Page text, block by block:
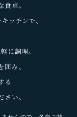
卓。
ッチンで、
に調理。
み、
る
い。